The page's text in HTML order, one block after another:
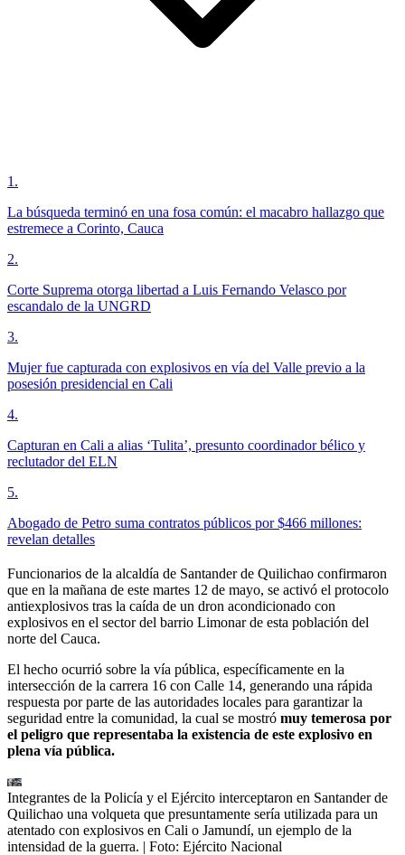
1 .
La búsqueda terminó en una fosa común: el macabro hallazgo que
estremece a Corinto, Cauca
2.
Corte Suprema otorga libertad a Luis Fernando Velasco por
escandalo de la UNGRD
3.
Mujer fue capturada con explosivos en vía del Valle previo a la
posesión presidencial en Cali
4.
Capturan en Cali a alias ‘Tulita’, presunto coordinador bélico y
reclutador del ELN
5.
Abogado de Petro suma contratos públicos por $466 millones:
revelan detalles
Funcionarios de la alcaldía de Santander de Quilichao confirmaron
que en la mañana de este martes 12 de mayo, se activó el protocolo
antiexplosivos tras la caída de un dron acondicionado con
explosivos en el sector del barrio Limonar de esta población del
norte del Cauca.
El hecho ocurrió sobre la vía pública, específicamente en la
intersección de la carrera 16 con Calle 14, generando una rápida
respuesta por parte de las autoridades locales para garantizar la
seguridad entre la comunidad, la cual se mostró muy temerosa por
el peligro que representaba la existencia de este explosivo en
plena vía pública.
Integrantes de la Policía y el Ejército interceptaron en Santander de
Quilichao una volqueta que presuntamente sería utilizada para un
atentado con explosivos en Cali o Jamundí, un ejemplo de la
intensidad de la guerra. | Foto: Ejército Nacional